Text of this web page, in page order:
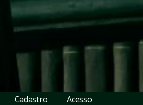
Cadastro Acesso